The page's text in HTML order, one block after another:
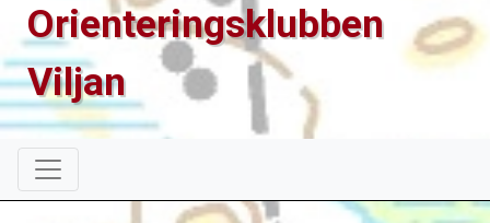
Orienteringsklubben
Viljan